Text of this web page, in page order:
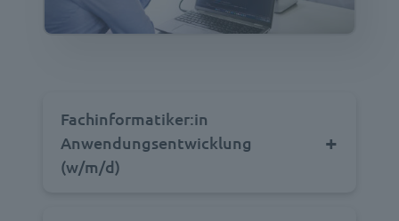
Fachinformatiker:in
Anwendungsentwicklung
(w/m/d)